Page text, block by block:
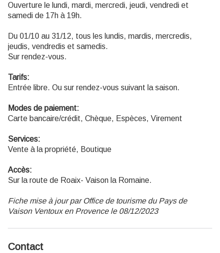
Ouverture le lundi, mardi, mercredi, jeudi, vendredi et
samedi de 17h à 19h.
Du 01/10 au 31/12, tous les lundis, mardis, mercredis,
jeudis, vendredis et samedis.
Sur rendez-vous.
Tarifs:
Entrée libre. Ou sur rendez-vous suivant la saison.
Modes de paiement:
Carte bancaire/crédit, Chèque, Espèces, Virement
Services:
Vente à la propriété, Boutique
Accès:
Sur la route de Roaix- Vaison la Romaine.
Fiche mise à jour par Office de tourisme du Pays de
Vaison Ventoux en Provence le 08/12/2023
Contact